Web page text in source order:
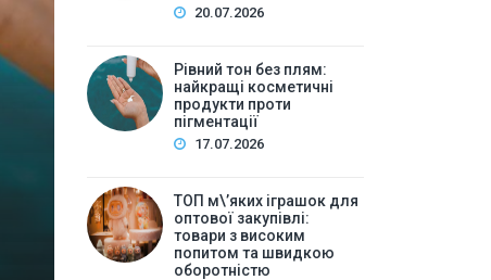
ТОП м\’яких іграшок для
високим попитом
Зміст:Історія попиту на м\’які іграшки: від
20.07.2026
Рівний тон без плям:
найкращі косметичні
продукти проти
пігментації
17.07.2026
ТОП м\’яких іграшок для
оптової закупівлі:
товари з високим
попитом та швидкою
оборотністю